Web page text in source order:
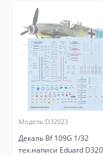
Модель:D32023
Декаль Bf 109G 1/32
тех.написи Eduard